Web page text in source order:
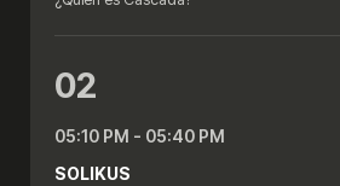
02
05:10 PM - 05:40 PM
SOLIKUS